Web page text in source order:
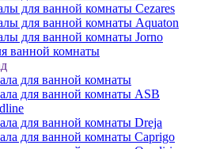
для ванной комнаты Cezares
для ванной комнаты Aquaton
для ванной комнаты Jorno
ванной комнаты
для ванной комнаты
для ванной комнаты ASB
для ванной комнаты Dreja
для ванной комнаты Caprigo